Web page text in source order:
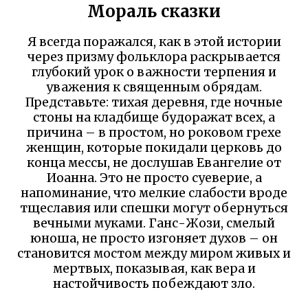
Мораль сказки
Я всегда поражался, как в этой истории
через призму фольклора раскрывается
глубокий урок о важности терпения и
уважения к священным обрядам.
Представьте: тихая деревня, где ночные
стоны на кладбище будоражат всех, а
причина – в простом, но роковом грехе
женщин, которые покидали церковь до
конца мессы, не дослушав Евангелие от
Иоанна. Это не просто суеверие, а
напоминание, что мелкие слабости вроде
тщеславия или спешки могут обернуться
вечными муками. Ганс-Жози, смелый
юноша, не просто изгоняет духов – он
становится мостом между миром живых и
мертвых, показывая, как вера и
настойчивость побеждают зло.